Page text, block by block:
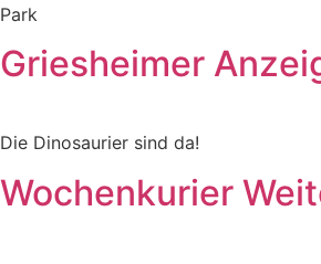
Park
Griesheimer
Die Dinosaurier sind da!
Wochenkurier